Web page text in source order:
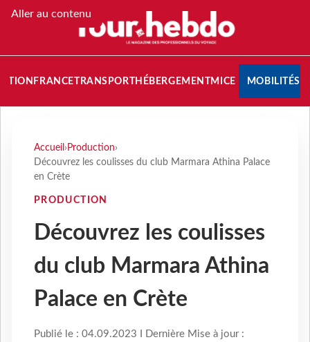
Aller au contenu
FRANCETRANSPORT HÉBERGEMENTMICE MOBILITÉS
Accueil › Production›
Découvrez les coulisses du club Marmara Athina Palace
en Crète
PRODUCTION
Découvrez les coulisses
du club Marmara Athina
Palace en Crète
Publié le : 04.09.2023 I Dernière Mise à jour :